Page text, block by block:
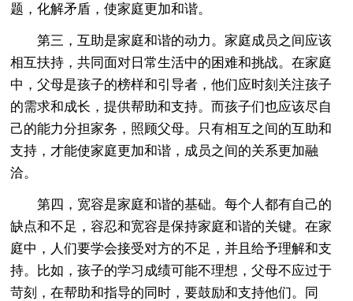
题，化解矛盾，使家庭更加和谐。
第三，互助是家庭和谐的动力。家庭成员之间应该
相互扶持，共同面对日常生活中的困难和挑战。在家庭
中，父母是孩子的榜样和引导者，他们应时刻关注孩子
的需求和成长，提供帮助和支持。而孩子们也应该尽自
己的能力分担家务，照顾父母。只有相互之间的互助和
支持，才能使家庭更加和谐，成员之间的关系更加融
洽。
第四，宽容是家庭和谐的基础。每个人都有自己的
缺点和不足，容忍和宽容是保持家庭和谐的关键。在家
庭中，人们要学会接受对方的不足，并且给予理解和支
持。比如，孩子的学习成绩可能不理想，父母不应过于
苛刻，在帮助和指导的同时，要鼓励和支持他们。同